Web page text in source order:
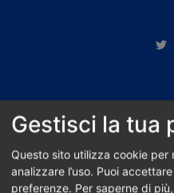
AleaSoft Madrid
Paseo de la
Madrid
Gestisci la tua
Questo sito utilizza cookie per
analizzare l’uso. Puoi
preferenze. Per saperne di